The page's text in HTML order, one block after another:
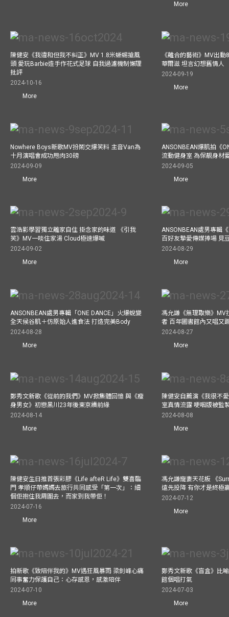
More
陳健安《我違和但我不糾正》MV 1.8米蜥蜴搶風
頭 愛玩Barbie造手作花式足球 自我過濾機制懶理
批評
2024-10-16
More
《離合的藝術》MV出
華爾滋 坦言幻想舊情人
2024-09-19
More
Nowhere Boys新歌MV扮鬧交爆笑料 主音Van為
十月演唱會成功甩肉30磅
2024-09-09
More
ANSONBEAN爆肌拍《
流動健身室 為保靚身材
2024-09-05
More
雲浩影學習獨立離家自住 掛念家的味道 《引我
笑》MV一啖住家湯 Cloud極速爆喊
2024-09-02
More
ANSONBEAN處男專輯
百好友摯愛傳媒捧場 見
2024-08-29
More
ANSONBEAN處男專輯「ONE DANCE」火爆蛻變
全天候谷肌＋仿原始人進食法 打造完美Body
2024-08-28
More
馮允謙《無理取樂》MV
者 百年圖書館內又唱又
2024-08-27
More
鄭秀文新歌《從前的我們》MV掀集體回憶 與《瘦
身男女》初戀黑川23年後東京續前緣
2024-08-14
More
陳健安自薦演《我很不
室真情流露 哽咽版被監
2024-08-08
More
陳健安生日推首張彩膠《Life afteR Life》雙喜臨
門 孝順仔帶媽媽去旅行共同感受「第一次」：細
個佢抱住我周圍去，而家到我帶佢！
2024-07-16
More
馮允謙寵妻天花板 《
遠先投降 有你才是終極
2024-07-12
More
拍新歌《致陪伴我的》MV遇狂風暴雨 梁釗峰心痛
同事奮力保護自己：心存感恩，感激陪伴
2024-07-10
More
鄭秀文新歌《盲盒》比
館個唱打氣
2024-07-03
More